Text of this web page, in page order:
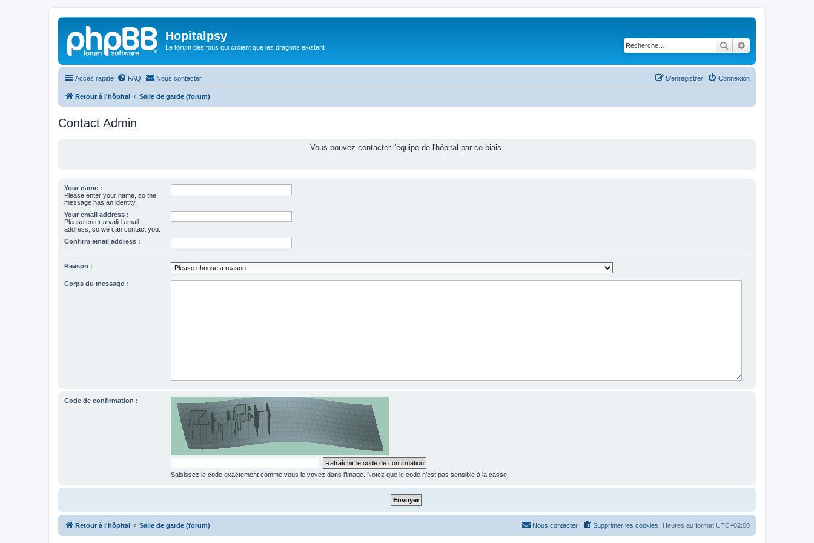
Hopitalpsy
Le forum des fous qui croient que les dragons existent Rechercher
Accès rapide FAQ Nous contacter Connexion
S’enregistrer
Retour à l'hôpital Salle de garde (forum)
Contact Admin
Vous pouvez contacter l'équipe de l'hôpital par ce biais.
Your name :
Please enter your name, so the
message has an identity.
Your email address :
Please enter a valid email
address, so we can contact you.
Confirm email address :
Reason :
Corps du message :
Code de confirmation :
Saisissez le code exactement comme vous le voyez dans l’image. Notez que le code n’est pas sensible à la casse.
Retour à l'hôpital Salle de garde (forum) Heures au format UTC+02:00
Supprimer les cookies
Nous contacter